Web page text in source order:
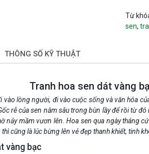
Từ
sen,
THÔNG SỐ KỸ THUẬT
Tranh hoa sen dát vàng
vào lòng người, đi vào cuộc sống và văn hóa
rễ của sen nằm sâu trong bùn lầy để rồi từ
nảy mầm vươn lên. Hoa sen qua ngày tháng
cũng là lúc bừng lên vẻ đẹp thanh khiết, tinh
vàng bạc